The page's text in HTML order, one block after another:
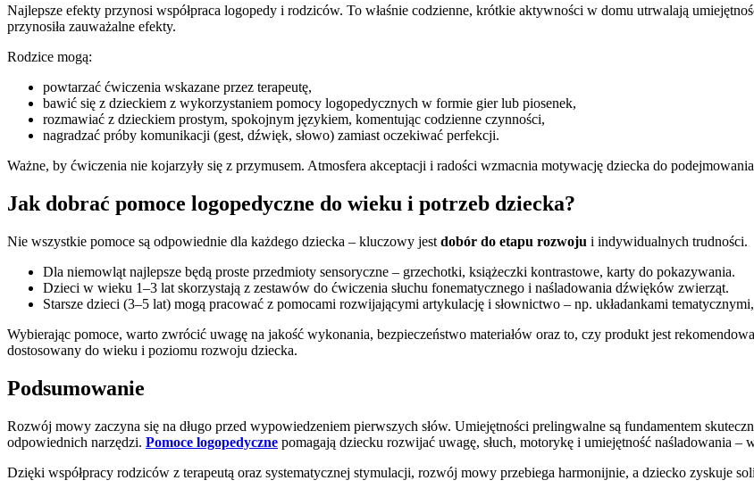
Najlepsze efekty przynosi współpraca logopedy i rodziców. To właśnie codzienne, krótkie aktywności w domu utrwalają
przynosiła zauważalne efekty.
Rodzice mogą:
powtarzać ćwiczenia wskazane przez terapeutę,
bawić się z dzieckiem z wykorzystaniem pomocy logopedycznych w formie gier lub piosenek,
rozmawiać z dzieckiem prostym, spokojnym językiem, komentując codzienne czynności,
nagradzać próby komunikacji (gest, dźwięk, słowo) zamiast oczekiwać perfekcji.
Ważne, by ćwiczenia nie kojarzyły się z przymusem. Atmosfera akceptacji i radości wzmacnia motywację dziecka do
Jak dobrać pomoce logopedyczne do wieku i potrzeb dziecka?
Nie wszystkie pomoce są odpowiednie dla każdego dziecka – kluczowy jest dobór do etapu rozwoju i indywidualnych trudności.
Dla niemowląt najlepsze będą proste przedmioty sensoryczne – grzechotki, książeczki kontrastowe, karty do pokazywania.
Dzieci w wieku 1–3 lat skorzystają z zestawów do ćwiczenia słuchu fonematycznego i naśladowania dźwięków zwierząt.
Starsze dzieci (3–5 lat) mogą pracować z pomocami rozwijającymi artykulację i słownictwo – np. układankami
Wybierając pomoce, warto zwrócić uwagę na jakość wykonania, bezpieczeństwo materiałów oraz to, czy produkt jest
dostosowany do wieku i poziomu rozwoju dziecka.
Podsumowanie
Rozwój mowy zaczyna się na długo przed wypowiedzeniem pierwszych słów. Umiejętności prelingwalne są fundamentem
odpowiednich narzędzi. Pomoce logopedyczne pomagają dziecku rozwijać uwagę, słuch, motorykę i umiejętność naśladowania –
Dzięki współpracy rodziców z terapeutą oraz systematycznej stymulacji, rozwój mowy przebiega harmonijnie, a dziecko zyskuje